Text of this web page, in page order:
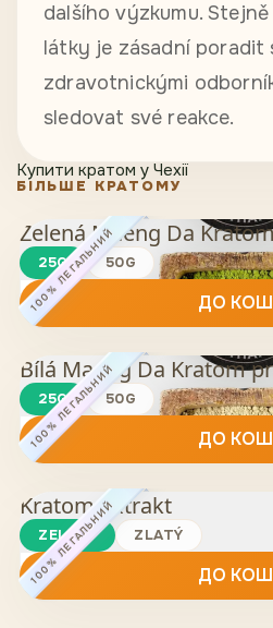
dalšího výzkumu.
látky je zásadní poradit
zdravotnickými
sledovat své reakce.
Купити кратом у Чехії
БІЛЬШЕ КРАТОМУ
100% ЛЕГАЛЬНИЙ
Zelená Maeng Da
25G 50G
ДО
100% ЛЕГАЛЬНИЙ
Bílá Maeng Da Kratom
25G 50G
ДО
100% ЛЕГАЛЬНИЙ
Kratom Extrakt
ZELENÝ ZLATÝ
ДО